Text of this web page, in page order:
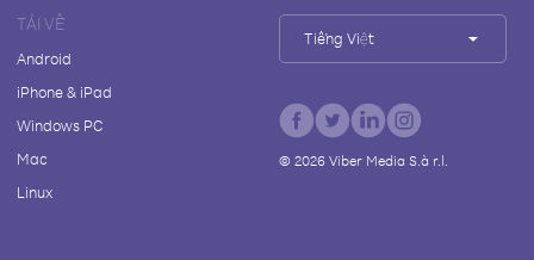
TẢI VỀ
Android
iPhone & iPad
Windows PC
Mac
Linux
Tiếng Việt
© 2026Viber Media S.à r.l.